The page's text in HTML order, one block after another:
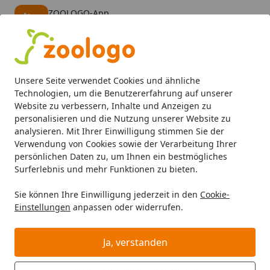
Unsere Seite verwendet Cookies und ähnliche
Technologien, um die Benutzererfahrung auf unserer
Website zu verbessern, Inhalte und Anzeigen zu
personalisieren und die Nutzung unserer Website zu
analysieren. Mit Ihrer Einwilligung stimmen Sie der
Verwendung von Cookies sowie der Verarbeitung Ihrer
persönlichen Daten zu, um Ihnen ein bestmögliches
Surferlebnis und mehr Funktionen zu bieten.
Sie können Ihre Einwilligung jederzeit in den Cookie-
Einstellungen anpassen oder widerrufen.
Ja, verstanden
ZOOLOGO-App
Alle Produkte
Mein Konto
Suchen
Startseite
Hund Hundefutter BARF & Frostfutter Muskelfleisch
DIBO Lamm Spezialfutter /
Frostfutter für Hunde